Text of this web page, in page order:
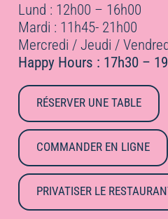
Lund : 12h00 – 16h00
Mardi : 11h45- 21h00
Mercredi / Jeudi /
Happy Hours : 17h30 –
RÉSERVER UNE TABLE
COMMANDER EN LIGNE
PRIVATISER LE